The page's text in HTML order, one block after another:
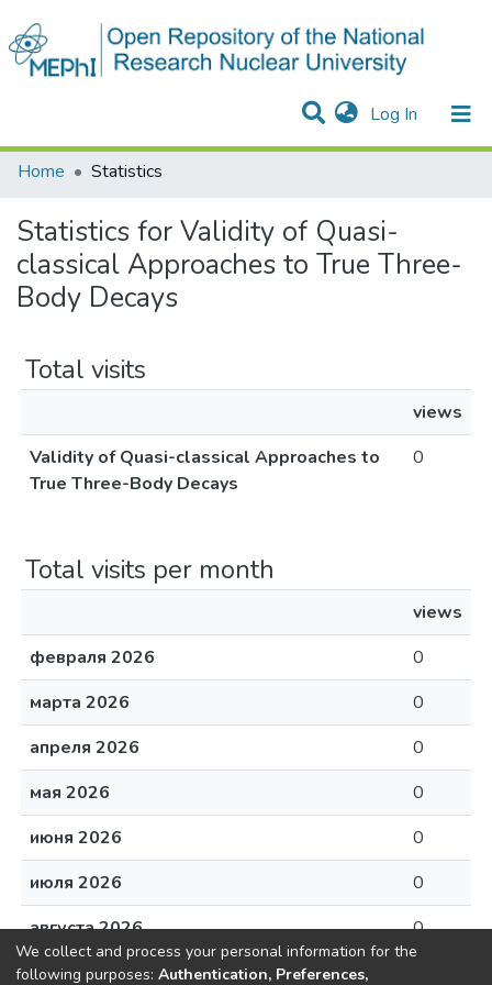
Log In (current)
Communities & Collections
All of DSpace
Home
Statistics
Statistics for Validity of Quasi-
classical Approaches to True Three-
Body Decays
Total visits
views
Validity of Quasi-classical Approaches to
True Three-Body Decays
0
Total visits per month
views
февраля 2026
0
марта 2026
0
апреля 2026
0
мая 2026
0
июня 2026
0
июля 2026
0
августа 2026
0
We collect and process your personal information for the
following purposes: Authentication, Preferences,